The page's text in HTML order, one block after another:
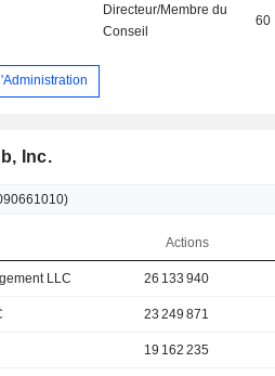
Directeur/Membre du
Conseil
60
Inc.
Actions
LLC 26 133 940
23 249 871
19 162 235